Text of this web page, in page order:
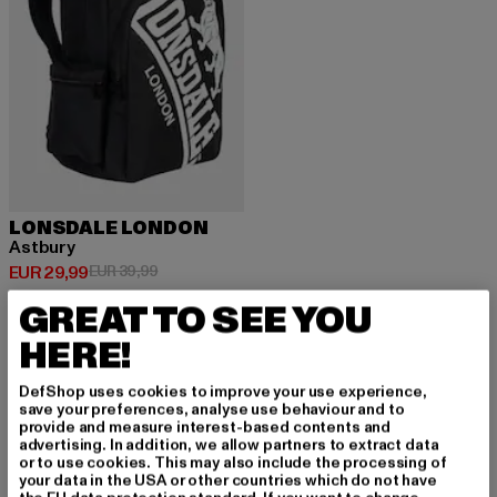
LONSDALE LONDON
Astbury
EUR 29,99
Huidige prijs: EUR 29,99
EUR 39,99Actieprijs: EUR 39,99
MELD JE AAN OM G
EÏNSPIREERD TE BLI
GREAT TO SEE YOU
HERE!
DefShop uses cookies to improve your use experience,
save your preferences, analyse use behaviour and to
provide and measure interest-based contents and
advertising. In addition, we allow partners to extract data
or to use cookies. This may also include the processing of
your data in the USA or other countries which do not have